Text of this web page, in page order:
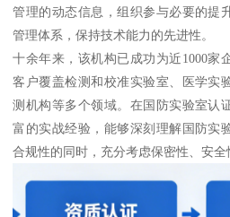
管理的动态信息，组织参与必要的提
管理体系，保持技术能力的先进性。
十余年来，该机构已成功为近1000家
客户覆盖检测和校准实验室、医学实
测机构等多个领域。在国防实验室认
富的实战经验，能够深刻理解国防实
合规性的同时，充分考虑保密性、安全